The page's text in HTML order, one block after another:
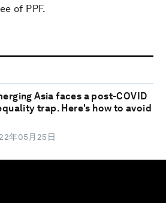
of PPF.
Asia faces a post-COVID
trap. Here's how to avoid
年05月25日